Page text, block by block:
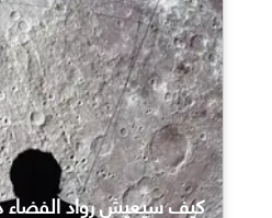
كيف سيعيش رواد الفضاء